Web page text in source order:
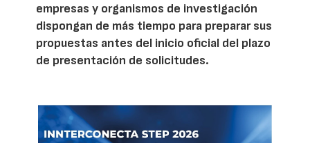
empresas y organismos de investigación
dispongan de más tiempo para preparar sus
propuestas antes del inicio oficial del plazo
de presentación de solicitudes.